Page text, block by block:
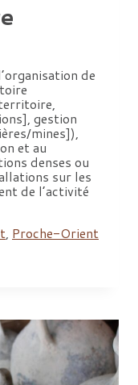
de
gestion
mines]),
et au
denses ou
sur les
de l’activité
, Proche-Orient